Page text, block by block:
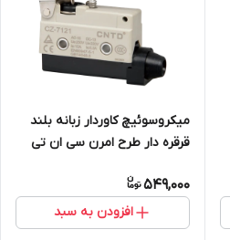
میکروسوئیچ کاوردار زبانه بلند
قرقره دار طرح امرن سی ان تی
549,000
افزودن به سبد